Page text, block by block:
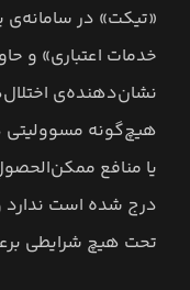
«تیکت» در سامانه‌ی
خدمات اعتباری» و
نشان‌دهنده‌ی
هیچ‌گونه مسوولیتی
درج شده است ندارد
تحت هیچ شرایطی